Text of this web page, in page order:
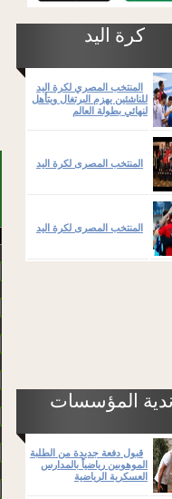
كرة اليد
المنتخب المصري لكرة اليد
للناشئين يهزم البرتغال ويتأهل
لنهائي بطولة العالم
المنتخب المصرى لكرة اليد
المنتخب المصرى لكرة اليد
المؤسسات
قبول دفعة جديدة من الطلبة
الموهوبين رياضياً بالمدارس
العسكرية الرياضية